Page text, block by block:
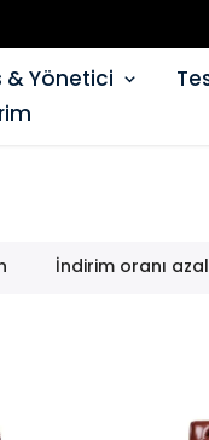
& Yönetici
İndirim oranı